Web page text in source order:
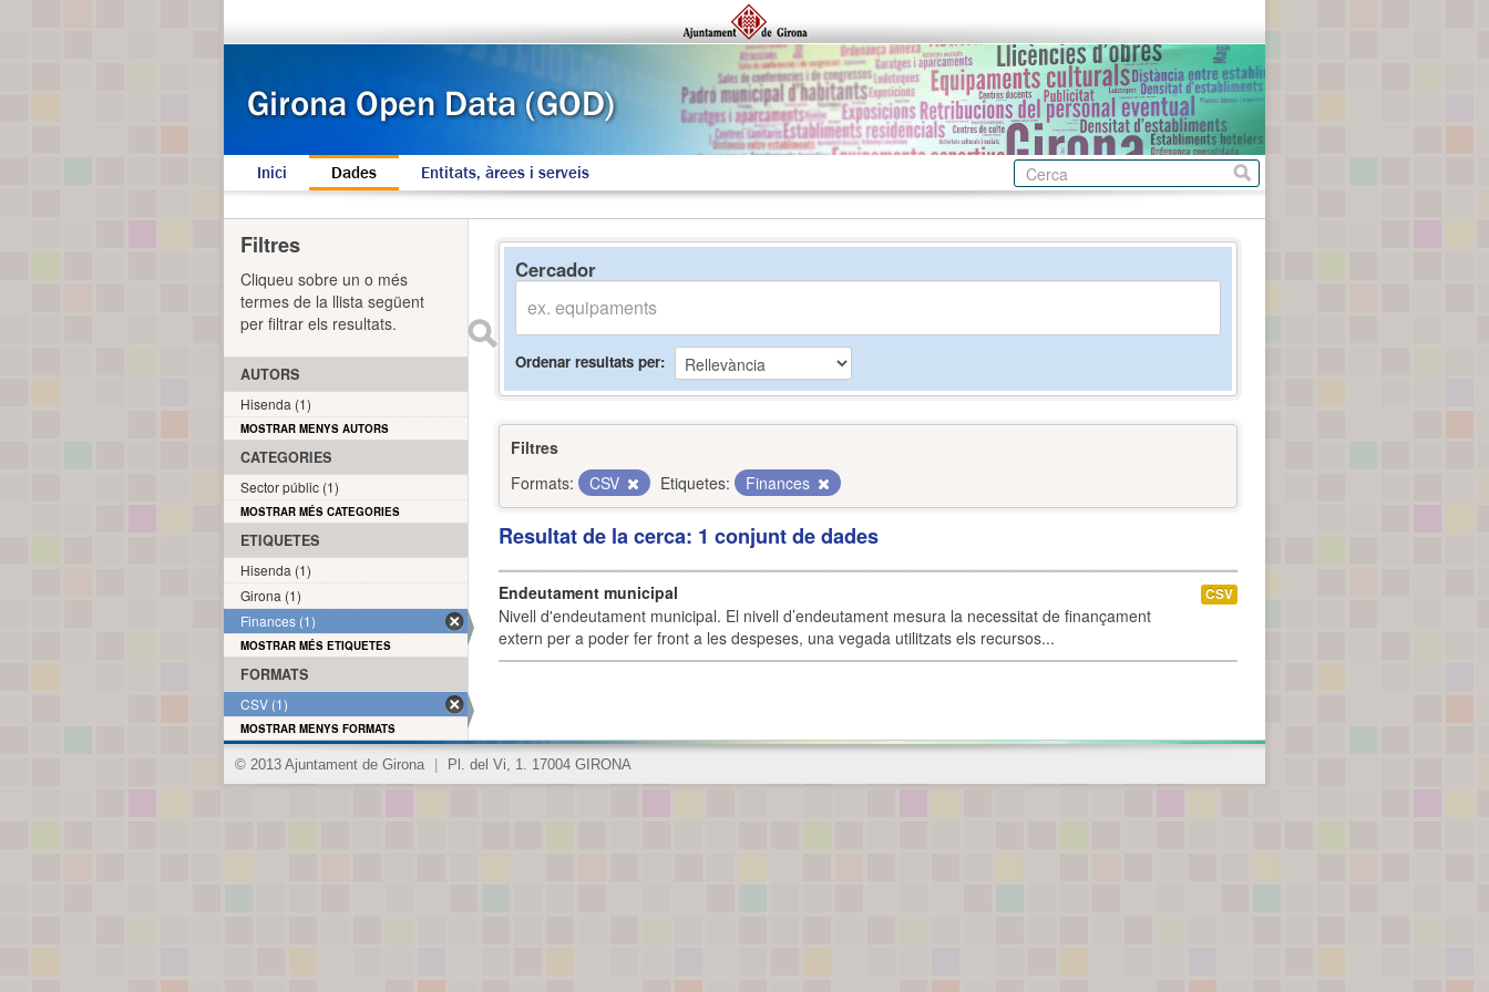
Inici Dades Entitats, àrees i serveis
Cercador
Ordenar resultats per
Filtres
Formats:
CSV Etiquetes: Finances
Resultat de la cerca: 1 conjunt de dades
Endeutament municipal
Nivell d'endeutament municipal. El nivell d’endeutament mesura la necessitat de finançament
extern per a poder fer front a les despeses, una vegada utilitzats els recursos...
CSV
Filtres
Cliqueu sobre un o més
termes de la llista següent
per filtrar els resultats.
AUTORS
Hisenda (1)
MOSTRAR MENYS AUTORS
CATEGORIES
Sector públic (1)
MOSTRAR MÉS CATEGORIES
ETIQUETES
Hisenda (1)
Girona (1)
Finances (1)
MOSTRAR MÉS ETIQUETES
FORMATS
CSV (1)
MOSTRAR MENYS FORMATS
© 2013 Ajuntament de Girona Pl. del Vi, 1. 17004 GIRONA